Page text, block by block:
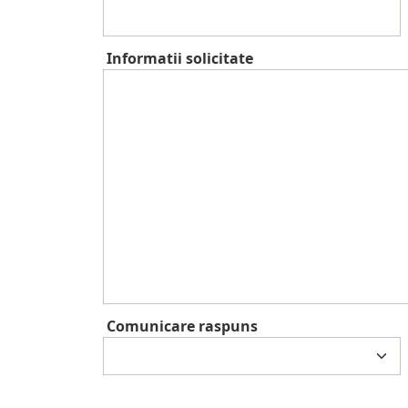
Informatii solicitate
Comunicare raspuns